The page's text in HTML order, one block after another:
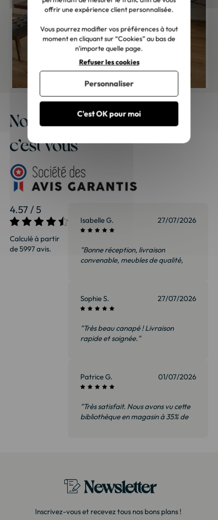
Notre meilleure publicité,
c’est vous
4.57 / 5
Calculé à partir
de 5997 avis.
Isabelle G. 27/07/2026
"Bonne réception, livraison
convenable, meubles de qualité,
Sophie S.
27/07/2026
"Très beau canapé ! Livraison
rapide et soignée."
Patrice G. 01/07/2026
"Très satisfait. Nous avons vu cette
bibliothèque en magasin à 35% de
Newsletter
Inscrivez-vous et recevez tous nos bons plans !
offrir une expérience client personnalisée.
Vous pourrez modifier vos préférences à tout
moment en cliquant sur “Cookies” au bas de
n'importe quelle page.
C'est OK pour moi
Refuser les cookies
Personnaliser